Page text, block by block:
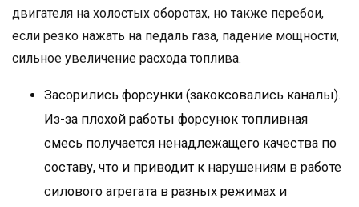
двигателя на холостых оборотах, но также перебои,
если резко нажать на педаль газа, падение мощности,
сильное увеличение расхода топлива.
Засорились форсунки (закоксовались каналы).
Из-за плохой работы форсунок топливная
смесь получается ненадлежащего качества по
составу, что и приводит к нарушениям в работе
силового агрегата в разных режимах и